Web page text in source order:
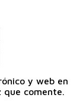
y web en
comente.